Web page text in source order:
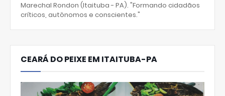
Marechal Rondon (Itaituba - PA). "Formando cidadãos
críticos, autônomos e conscientes."
CEARÁ DO PEIXE EM ITAITUBA-PA